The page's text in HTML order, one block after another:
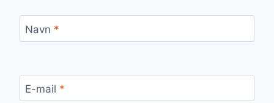
Navn *
E-mail *